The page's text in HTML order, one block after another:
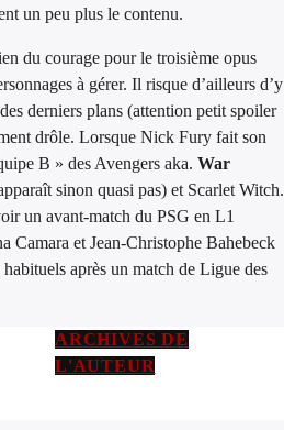
un peu plus le contenu.
du courage pour le troisième opus
à gérer. Il risque d’ailleurs d’y
derniers plans (attention petit spoiler
drôle. Lorsque Nick Fury fait son
B » des Avengers aka. War
sinon quasi pas) et Scarlet Witch.
un avant-match du PSG en L1
Camara et Jean-Christophe Bahebeck
après un match de Ligue des
ARCHIVES DE
L'AUTEUR